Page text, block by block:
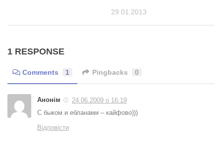
29.01.2013
1 RESPONSE
Comments 1 Pingbacks 0
Анонім
24.06.2009 о 16:19
С быком и ебланами – кайфово)))
Відповісти